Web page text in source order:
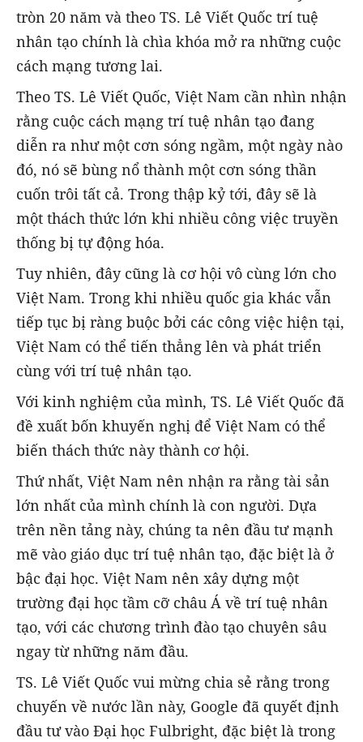
tròn 20 năm và theo TS. Lê Viết Quốc trí tuệ
nhân tạo chính là chìa khóa mở ra những cuộc
cách mạng tương lai.
Theo TS. Lê Viết Quốc, Việt Nam cần nhìn nhận
rằng cuộc cách mạng trí tuệ nhân tạo đang
diễn ra như một cơn sóng ngầm, một ngày nào
đó, nó sẽ bùng nổ thành một cơn sóng thần
cuốn trôi tất cả. Trong thập kỷ tới, đây sẽ là
một thách thức lớn khi nhiều công việc truyền
thống bị tự động hóa.
Tuy nhiên, đây cũng là cơ hội vô cùng lớn cho
Việt Nam. Trong khi nhiều quốc gia khác vẫn
tiếp tục bị ràng buộc bởi các công việc hiện tại,
Việt Nam có thể tiến thẳng lên và phát triển
cùng với trí tuệ nhân tạo.
Với kinh nghiệm của mình, TS. Lê Viết Quốc đã
đề xuất bốn khuyến nghị để Việt Nam có thể
biến thách thức này thành cơ hội.
Thứ nhất, Việt Nam nên nhận ra rằng tài sản
lớn nhất của mình chính là con người. Dựa
trên nền tảng này, chúng ta nên đầu tư mạnh
mẽ vào giáo dục trí tuệ nhân tạo, đặc biệt là ở
bậc đại học. Việt Nam nên xây dựng một
trường đại học tầm cỡ châu Á về trí tuệ nhân
tạo, với các chương trình đào tạo chuyên sâu
ngay từ những năm đầu.
TS. Lê Viết Quốc vui mừng chia sẻ rằng trong
chuyến về nước lần này, Google đã quyết định
đầu tư vào Đại học Fulbright, đặc biệt là trong